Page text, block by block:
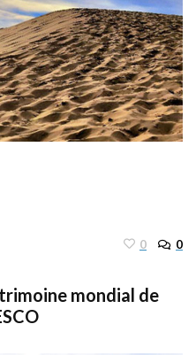
0 0
mondial de